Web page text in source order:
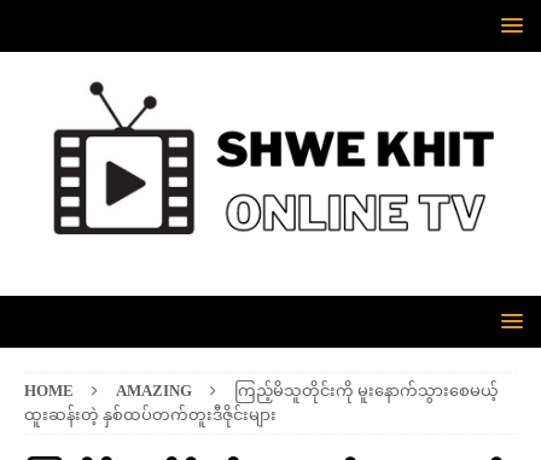
HOME AMAZING
ကြည့်မိသူတိုင်းကို မူးနောက်သွားစေမယ့်
ထူးဆန်းတဲ့ နှစ်ထပ်တက်တူးဒီဇိုင်းများ